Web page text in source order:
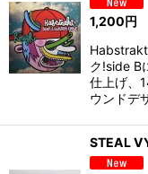
1,200円
ク!side B
仕上げ、
ウンドデ
STEAL